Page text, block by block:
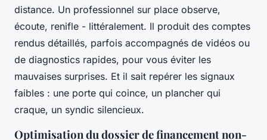
distance. Un professionnel sur place observe,
écoute, renifle - littéralement. Il produit des comptes
rendus détaillés, parfois accompagnés de vidéos ou
de diagnostics rapides, pour vous éviter les
mauvaises surprises. Et il sait repérer les signaux
faibles : une porte qui coince, un plancher qui
craque, un syndic silencieux.
Optimisation du dossier de financement non-